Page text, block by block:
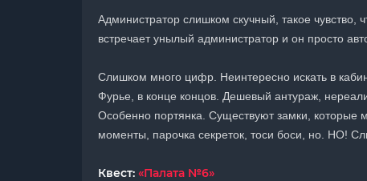
Администратор слишком скучный, такое чувство,
встречает унылый администратор и он просто
Слишком много цифр. Неинтересно искать в
Фурье, в конце концов. Дешевый антураж,
Особенно портянка. Существуют замки, которые
моменты, парочка секреток, тоси боси, но. НО!
Квест: «Палата №6»